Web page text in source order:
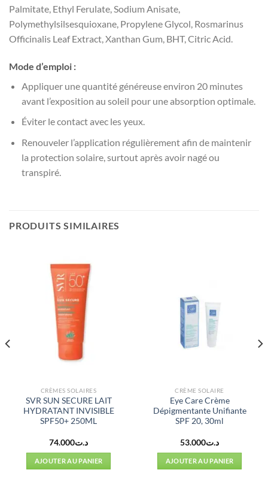
Palmitate, Ethyl Ferulate, Sodium Anisate,
Polymethylsilsesquioxane, Propylene Glycol, Rosmarinus
Officinalis Leaf Extract, Xanthan Gum, BHT, Citric Acid.
Mode d’emploi :
Appliquer une quantité généreuse environ 20 minutes
avant l’exposition au soleil pour une absorption optimale.
Éviter le contact avec les yeux.
Renouveler l’application régulièrement afin de maintenir
la protection solaire, surtout après avoir nagé ou
transpiré.
PRODUITS SIMILAIRES
CRÈMES SOLAIRES
SVR SUN SECURE LAIT
HYDRATANT INVISIBLE
SPF50+ 250ML
د.ت74.000
AJOUTER AU PANIER
CRÈME SOLAIRE
Eye Care Crème
Dépigmentante Unifiante
SPF 20, 30ml
د.ت53.000
AJOUTER AU PANIER